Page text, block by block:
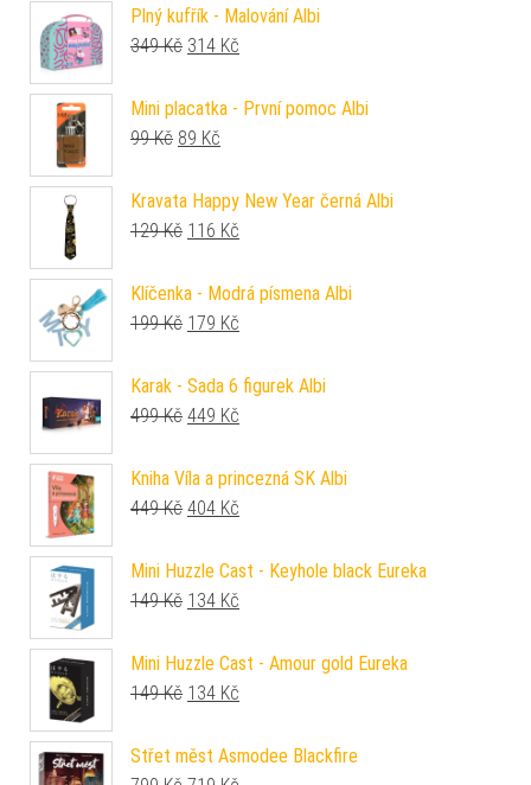
Plný kufřík - Malování Albi
349Kč Původní cena byla: 349 Kč.
314 Kč
Mini placatka - První pomoc Albi
99Kč Původní cena byla: 99 Kč.
89 Kč
Kravata Happy New Year černá Albi
129Kč Původní cena byla: 129 Kč.
116 Kč
Klíčenka - Modrá písmena Albi
199Kč Původní cena byla: 199 Kč.
179 Kč
Karak - Sada 6 figurek Albi
499Kč Původní cena byla: 499 Kč.
449 Kč
Kniha Víla a princezná SK Albi
449Kč Původní cena byla: 449 Kč.
404 Kč
Mini Huzzle Cast - Keyhole black Eureka
149Kč Původní cena byla: 149 Kč.
134 Kč
Mini Huzzle Cast - Amour gold Eureka
149Kč Původní cena byla: 149 Kč.
134 Kč
Střet měst Asmodee Blackfire